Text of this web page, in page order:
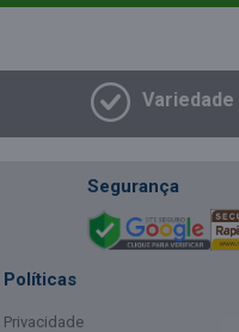
Variedade
Segurança
Políticas
Privacidade